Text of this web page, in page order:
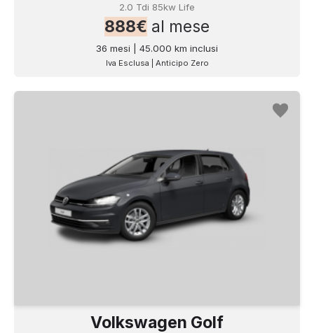
2.0 Tdi 85kw Life
888€ al mese
36 mesi | 45.000 km inclusi
Iva Esclusa | Anticipo Zero
Volkswagen Golf